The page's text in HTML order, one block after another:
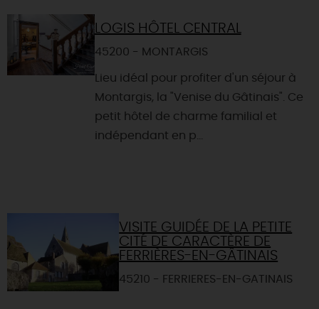
LOGIS HÔTEL CENTRAL
45200 - MONTARGIS
Lieu idéal pour profiter d'un séjour à
Montargis, la "Venise du Gâtinais". Ce
petit hôtel de charme familial et
indépendant en p...
VISITE GUIDÉE DE LA PETITE
CITÉ DE CARACTÈRE DE
FERRIÈRES-EN-GÂTINAIS
45210 - FERRIERES-EN-GATINAIS